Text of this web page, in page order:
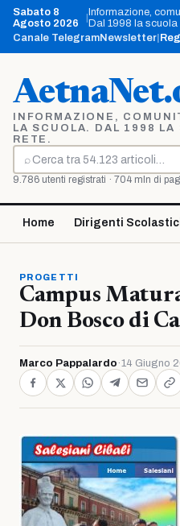
Vai
contenuto
Sabato 8
Agosto 2026
Informazione,
Dal 1998 la scuola
Canale TelegramNewsletter
INFORMAZIONE,
LA SCUOLA. DAL 1998 LA
RETE.
⌕
Cerca
9.786 utenti registrati · 704 mln di
Home Dirigenti
PROGETTI
Campus
Don Bosco di
Marco Pappalardo ·14 Giugno